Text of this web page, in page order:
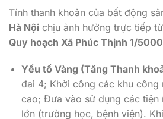
Tính thanh khoản của bất động
Hà Nội chịu ảnh hưởng trực tiếp
Quy hoạch Xã Phúc Thịnh 1/5000
Yếu tố Vàng (Tăng Thanh
đai 4; Khởi công các khu công
cao; Đưa vào sử dụng các tiện
lớn (trường học, bệnh viện).